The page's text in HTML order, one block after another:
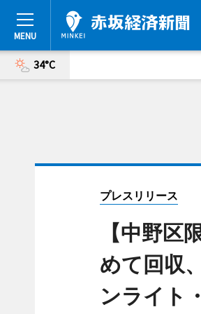
34°C
プレスリリース
【中野
めて回収
ンライト